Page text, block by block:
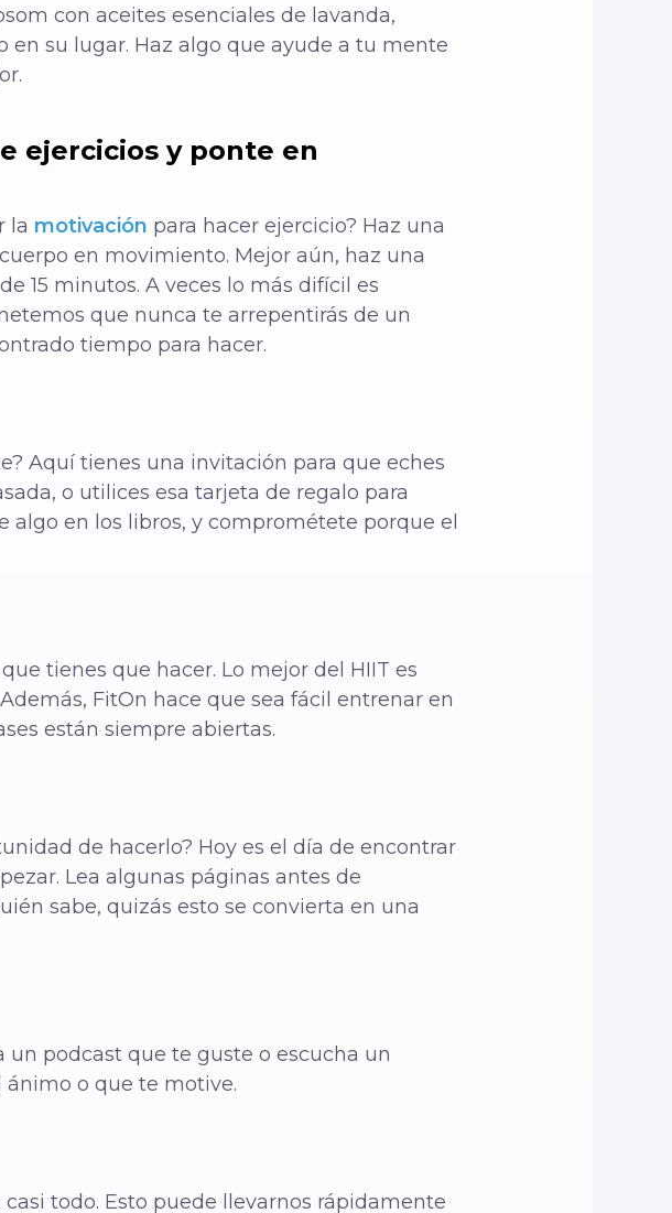
con aceites esenciales de lavanda,
su lugar. Haz algo que ayude a tu mente
ejercicios y ponte en
la motivación para hacer ejercicio? Haz una
en movimiento. Mejor aún, haz una
15 minutos. A veces lo más difícil es
que nunca te arrepentirás de un
tiempo para hacer.
Aquí tienes una invitación para que eches
o utilices esa tarjeta de regalo para
algo en los libros, y comprométete porque el
tienes que hacer. Lo mejor del HIIT es
FitOn hace que sea fácil entrenar en
están siempre abiertas.
de hacerlo? Hoy es el día de encontrar
Lea algunas páginas antes de
sabe, quizás esto se convierta en una
un podcast que te guste o escucha un
ánimo o que te motive.
todo. Esto puede llevarnos rápidamente